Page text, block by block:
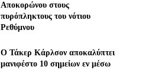
Αποκορώνου στους
πυρόπληκτους του νότιου
Ρεθύμνου
Ο Τάκερ Κάρλσον αποκαλύπτει
μανιφέστο 10 σημείων εν μέσω